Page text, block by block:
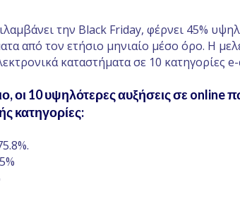
την Black Friday, φέρνει 45%
από τον ετήσιο μηνιαίο μέσο όρο. Η
καταστήματα σε 10 κατηγορίες
οι 10 υψηλότερες αυξήσεις σε online
κατηγορίες: